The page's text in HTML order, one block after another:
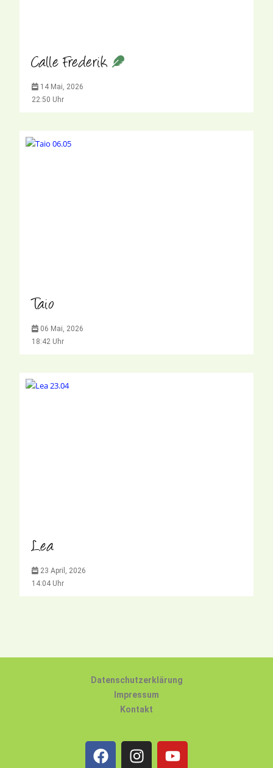
Calle Frederik
14 Mai, 2026
22:50 Uhr
Taio
06 Mai, 2026
18:42 Uhr
Lea
23 April, 2026
14:04 Uhr
Datenschutzerklärung
Impressum
Kontakt